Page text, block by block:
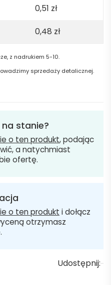
0,51 zł
0,48 zł
z nadrukiem 5-10.
sprzedaży detalicznej.
stanie?
o ten produkt, podając
a natychmiast
ofertę.
o ten produkt i dołącz
otrzymasz
Udostępnij: